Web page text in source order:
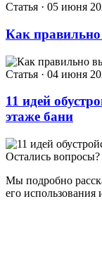
Статья · 05 июня
Как
Статья · 04 июня
11 идей
этаже бани
Остались вопросы?
Мы подробно
его